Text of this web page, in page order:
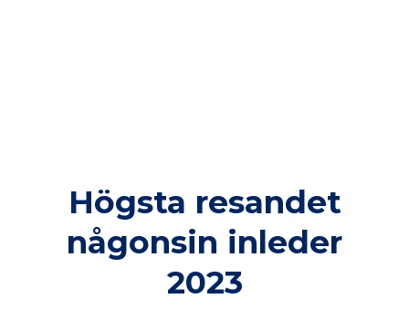
Högsta resandet
någonsin inleder
2023